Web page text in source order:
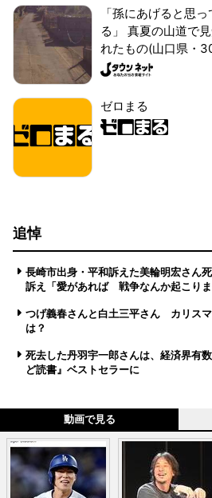
「孫にあげると思
る」 真夏の山道で
れたもの(山口県・
ゼロまる
追悼
長崎市出身・平和訴えた美輪明宏さん
訴え「愛があれば 戦争なんか起こりま
つげ義春さんと白土三平さん カリス
は？
死去した丹羽宇一郎さんは、経済界有
ど読書』ベストセラーに
動画で見る